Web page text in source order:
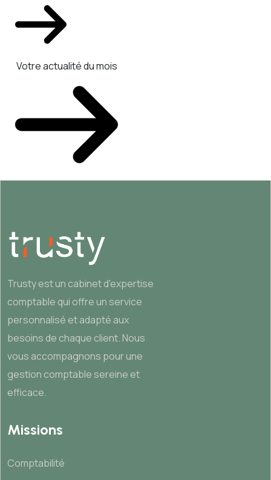
Votre actualité du mois
Trusty est un cabinet d'expertise
comptable qui offre un service
personnalisé et adapté aux
besoins de chaque client. Nous
vous accompagnons pour une
gestion comptable sereine et
efficace.
Missions
Comptabilité